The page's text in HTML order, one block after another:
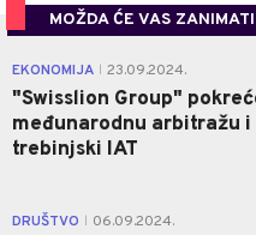
MOŽDA ĆE VAS ZANIMATI
EKONOMIJA 23.09.2024.
"Swisslion Group"
međunarodnu arbitražu
trebinjski IAT
DRUŠTVO 06.09.2024.